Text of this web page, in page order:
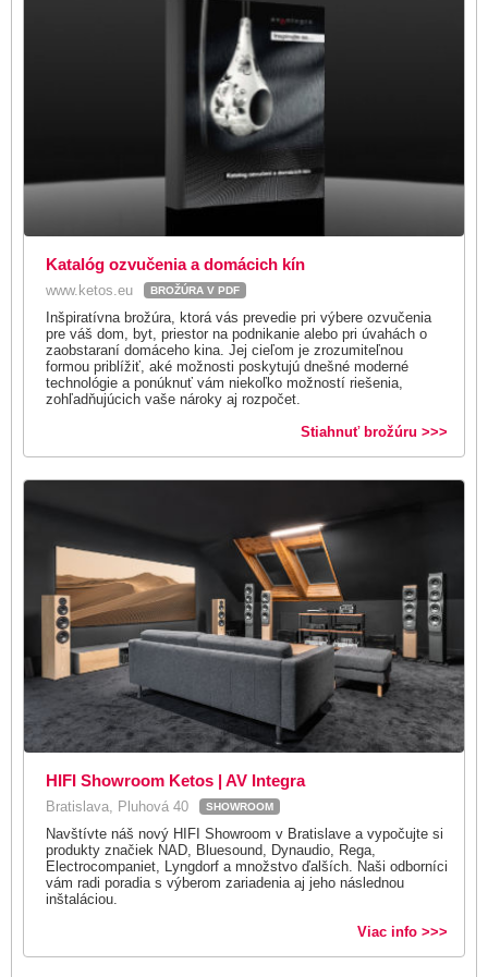
Katalóg ozvučenia a domácich kín
www.ketos.eu BROŽÚRA V PDF
Inšpiratívna brožúra, ktorá vás prevedie pri výbere ozvučenia
pre váš dom, byt, priestor na podnikanie alebo pri úvahách o
zaobstaraní domáceho kina. Jej cieľom je zrozumiteľnou
formou priblížiť, aké možnosti poskytujú dnešné moderné
technológie a ponúknuť vám niekoľko možností riešenia,
zohľadňujúcich vaše nároky aj rozpočet.
Stiahnuť brožúru >>>
HIFI Showroom Ketos | AV Integra
Bratislava, Pluhová 40 SHOWROOM
Navštívte náš nový HIFI Showroom v Bratislave a vypočujte si
produkty značiek NAD, Bluesound, Dynaudio, Rega,
Electrocompaniet, Lyngdorf a množstvo ďalších. Naši odborníci
vám radi poradia s výberom zariadenia aj jeho následnou
inštaláciou.
Viac info >>>